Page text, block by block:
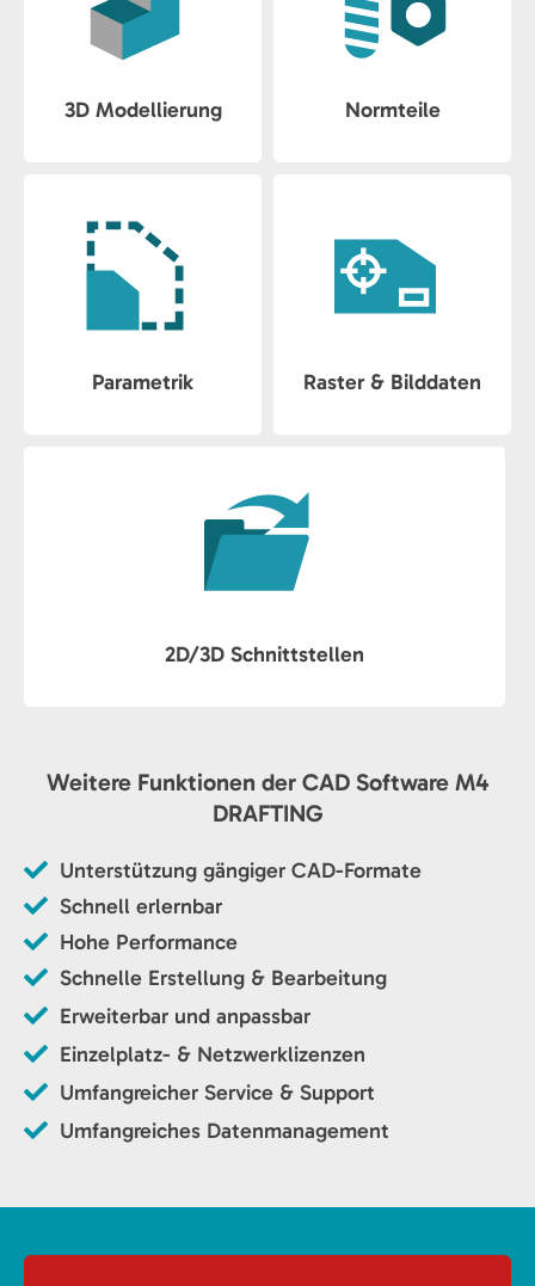
3D Modellierung Normteile
Parametrik Raster & Bilddaten
2D/3D Schnittstellen
Weitere Funktionen der CAD Software M4
DRAFTING
Unterstützung gängiger CAD-Formate
Schnell erlernbar
Hohe Performance
Schnelle Erstellung & Bearbeitung
Erweiterbar und anpassbar
Einzelplatz- & Netzwerklizenzen
Umfangreicher Service & Support
Umfangreiches Datenmanagement